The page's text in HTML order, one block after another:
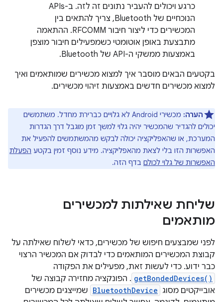
כרגע ויכולים להעביר נתונים זה לזה. ב-APIs
הנוכחיים של Bluetooth, צריך להתאים בין
המכשירים כדי ליצור חיבור RFCOMM. ההתאמה
מתבצעת באופן אוטומטי כשמפעילים חיבור מוצפן
באמצעות ממשקי ה-API של Bluetooth.
בקטעים הבאים מוסבר איך למצוא מכשירים שמותאמים ואיך
למצוא מכשירים חדשים באמצעות זיהוי מכשירים.
הערה:
מכשירי Android לא גלויים כברירת מחדל. משתמשים
יכולים להגדיר שהמכשיר יהיה גלוי למשך זמן מוגבל דרך הגדרות
המערכת, או שהאפליקציה יכולה לבקש מהמשתמשים להפעיל את
האפשרות הזו בלי לצאת מהאפליקציה. מידע נוסף זמין בקטע הפעלת
האפשרות של גלוי לכולם בדף הזה.
שליחת שאילתות למכשירים
מותאמים
לפני שמבצעים חיפוש של מכשירים, כדאי לשלוח שאילתה על
קבוצת המכשירים המותאמים כדי לבדוק אם המכשיר הרצוי
כבר ידוע. כדי לעשות זאת, מפעילים את הפקודה
getBondedDevices() . הפונקציה מחזירה קבוצה של
אובייקטים מסוג BluetoothDevice שמייצגים מכשירים